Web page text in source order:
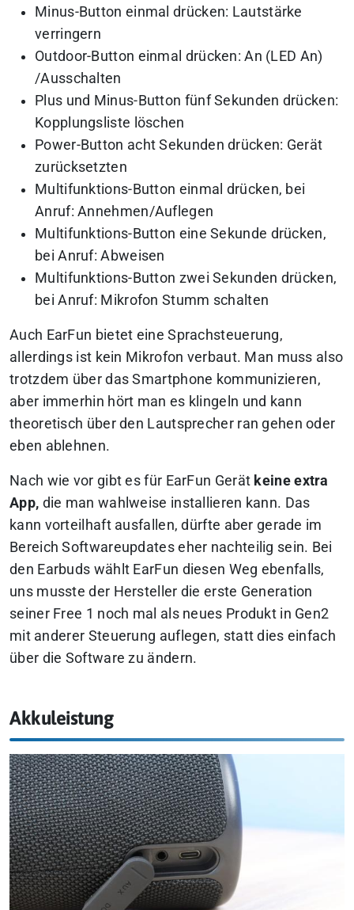
Minus-Button einmal drücken: Lautstärke
verringern
Outdoor-Button einmal drücken: An (LED An)
/Ausschalten
Plus und Minus-Button fünf Sekunden drücken:
Kopplungsliste löschen
Power-Button acht Sekunden drücken: Gerät
zurücksetzten
Multifunktions-Button einmal drücken, bei
Anruf: Annehmen/Auflegen
Multifunktions-Button eine Sekunde drücken,
bei Anruf: Abweisen
Multifunktions-Button zwei Sekunden drücken,
bei Anruf: Mikrofon Stumm schalten
Auch EarFun bietet eine Sprachsteuerung,
allerdings ist kein Mikrofon verbaut. Man muss also
trotzdem über das Smartphone kommunizieren,
aber immerhin hört man es klingeln und kann
theoretisch über den Lautsprecher ran gehen oder
eben ablehnen.
Nach wie vor gibt es für EarFun Gerät keine extra
App, die man wahlweise installieren kann. Das
kann vorteilhaft ausfallen, dürfte aber gerade im
Bereich Softwareupdates eher nachteilig sein. Bei
den Earbuds wählt EarFun diesen Weg ebenfalls,
uns musste der Hersteller die erste Generation
seiner Free 1 noch mal als neues Produkt in Gen2
mit anderer Steuerung auflegen, statt dies einfach
über die Software zu ändern.
Akkuleistung